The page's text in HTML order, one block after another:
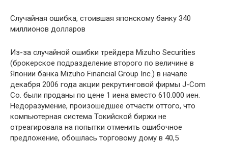
Случайная ошибка, стоившая японскому банку 340
миллионов долларов
Из-за случайной ошибки трейдера Mizuho Securities
(брокерское подразделение второго по величине в
Японии банка Mizuho Financial Group Inc.) в начале
декабря 2006 года акции рекрутинговой фирмы J-Com
Co. были проданы по цене 1 иена вместо 610.000 иен.
Недоразумение, произошедшее отчасти оттого, что
компьютерная система Токийской биржи не
отреагировала на попытки отменить ошибочное
предложение, обошлась торговому дому в 40,5